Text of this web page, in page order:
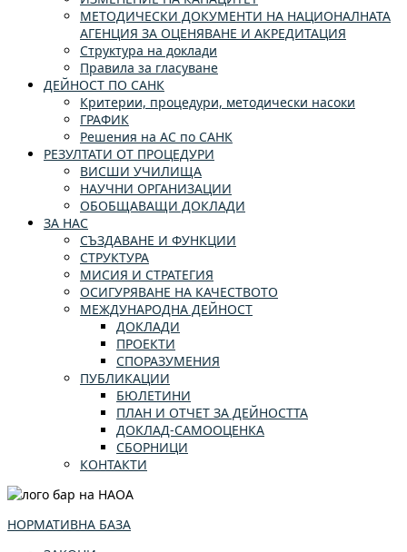
МЕТОДИЧЕСКИ ДОКУМЕНТИ НА НАЦИОНАЛНАТА
АГЕНЦИЯ ЗА ОЦЕНЯВАНЕ И АКРЕДИТАЦИЯ
Структура на доклади
Правила за гласуване
ДЕЙНОСТ ПО САНК
Критерии, процедури, методически насоки
ГРАФИК
Решения на АС по САНК
РЕЗУЛТАТИ ОТ ПРОЦЕДУРИ
ВИСШИ УЧИЛИЩА
НАУЧНИ ОРГАНИЗАЦИИ
ОБОБЩАВАЩИ ДОКЛАДИ
ЗА НАС
СЪЗДАВАНЕ И ФУНКЦИИ
СТРУКТУРА
МИСИЯ И СТРАТЕГИЯ
ОСИГУРЯВАНЕ НА КАЧЕСТВОТО
МЕЖДУНАРОДНА ДЕЙНОСТ
ДОКЛАДИ
ПРОЕКТИ
СПОРАЗУМЕНИЯ
ПУБЛИКАЦИИ
БЮЛЕТИНИ
ПЛАН И ОТЧЕТ ЗА ДЕЙНОСТТА
ДОКЛАД-САМООЦЕНКА
СБОРНИЦИ
КОНТАКТИ
НОРМАТИВНА БАЗА